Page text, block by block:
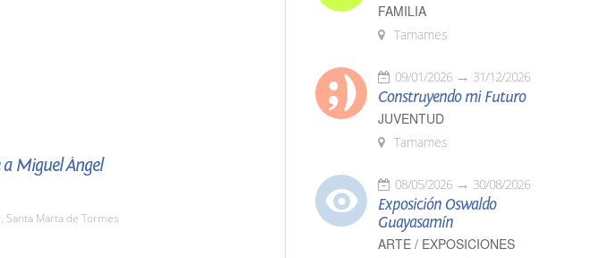
Miguel Ángel
Santa Marta de Tormes
FAMILIA
Tamames
09/01/2026 31/12/2026
Construyendo mi Futuro
JUVENTUD
Tamames
08/05/2026 30/08/2026
Exposición Oswaldo
Guayasamín
ARTE / EXPOSICIONES